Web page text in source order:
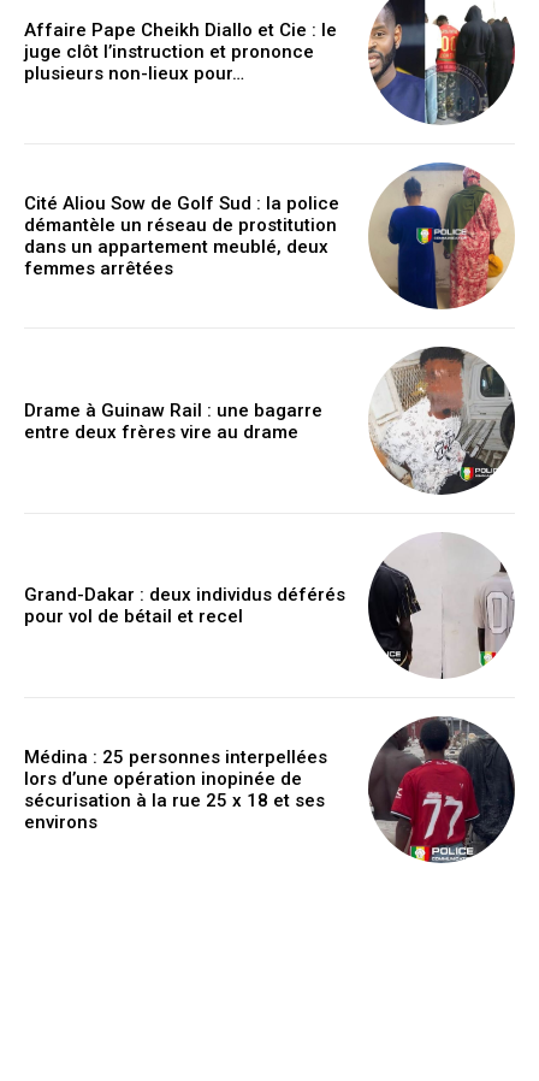
Affaire Pape Cheikh Diallo et Cie : le
juge clôt l’instruction et prononce
plusieurs non-lieux pour…
Cité Aliou Sow de Golf Sud : la police
démantèle un réseau de prostitution
dans un appartement meublé, deux
femmes arrêtées
Drame à Guinaw Rail : une bagarre
entre deux frères vire au drame
Grand-Dakar : deux individus déférés
pour vol de bétail et recel
Médina : 25 personnes interpellées
lors d’une opération inopinée de
sécurisation à la rue 25 x 18 et ses
environs